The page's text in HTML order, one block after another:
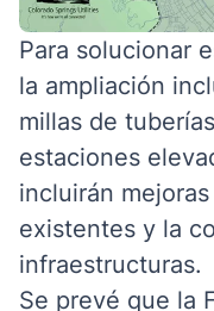
Para solucionar
la ampliación
millas de
estaciones
incluirán
existentes y la
infraestructuras.
Se prevé que la